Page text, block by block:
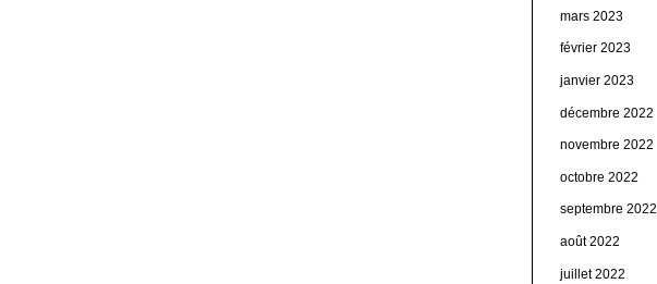
mars 2023
février 2023
janvier 2023
décembre 2022
novembre 2022
octobre 2022
septembre 2022
août 2022
juillet 2022